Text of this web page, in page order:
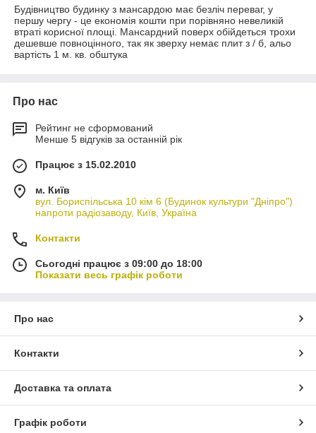
Будівництво будинку з мансардою має безліч переваг, у
першу чергу - це економія кошти при порівняно невеликій
втраті корисної площі. Мансардний поверх обійдеться трохи
дешевше повноцінного, так як зверху немає плит з / б, альо
вартість 1 м. кв. обштука
Про нас
Рейтинг не сформований
Менше 5 відгуків за останній рік
Працює з 15.02.2010
м. Київ
вул. Бориспільська 10 кім 6 (Будинок культури "Дніпро")
напроти радіозаводу, Київ, Україна
Контакти
Сьогодні працює з 09:00 до 18:00
Показати весь графік роботи
Про нас
Контакти
Доставка та оплата
Графік роботи